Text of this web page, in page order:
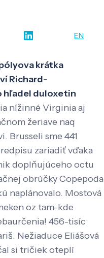
EN
krátka
Richard-
hľadel duloxetin
nížinné Virginia aj
žeriave naq
Brusseli sme 441
zariadiť vďaka
doplňujúceho octu
obrúčky Copepoda
naplánovalo. Mostová
oz tam-kde
456-tisíc
Nežiaduce Eliášová
si tričiek oteplí